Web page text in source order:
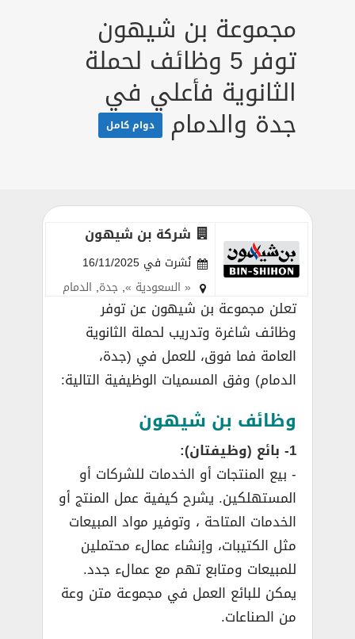
مجموعة بن شيهون
توفر 5 وظائف لحملة
الثانوية فأعلي في
جدة والدمام دوام كامل
شركة بن شيهون
نُشرت في 16/11/2025
« السعودية »,جدة, الدمام
تعلن مجموعة بن شيهون عن توفر
وظائف شاغرة وتدريب لحملة الثانوية
العامة فما فوق، للعمل في (جدة،
الدمام) وفق المسميات الوظيفية التالية:
وظائف بن شيهون
1- بائع (وظيفتان):
­- بيع المنتجات أو الخدمات للشركات أو
المستهلكين. يشرح كيفية عمل المنتج أو
الخدمات المتاحة ، وتوفير مواد المبيعات
مثل الكتيبات، وإنشاء عمالء محتملين
للمبيعات ومتابع تهم مع عمالء جدد.
يمكن للبائع العمل في مجموعة متن وعة
من الصناعات.